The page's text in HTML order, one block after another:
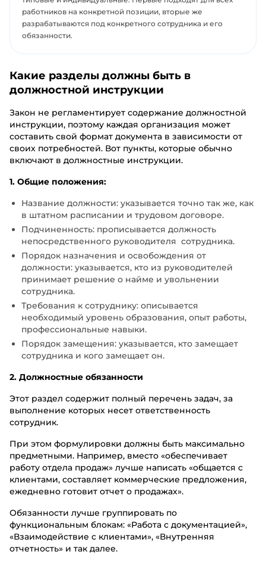
работников на конкретной позиции, вторые же
разрабатываются под конкретного сотрудника и его
обязанности.
Какие разделы должны быть в
должностной инструкции
Закон не регламентирует содержание должностной
инструкции, поэтому каждая организация может
составить свой формат документа в зависимости от
своих потребностей. Вот пункты, которые обычно
включают в должностные инструкции.
1. Общие положения:
Название должности: указывается точно так же, как
в штатном расписании и трудовом договоре.
Подчиненность: прописывается должность
непосредственного руководителя сотрудника.
Порядок назначения и освобождения от
должности: указывается, кто из руководителей
принимает решение о найме и увольнении
сотрудника.
Требования к сотруднику: описывается
необходимый уровень образования, опыт работы,
профессиональные навыки.
Порядок замещения: указывается, кто замещает
сотрудника и кого замещает он.
2. Должностные обязанности
Этот раздел содержит полный перечень задач, за
выполнение которых несет ответственность
сотрудник.
При этом формулировки должны быть максимально
предметными. Например, вместо «обеспечивает
работу отдела продаж» лучше написать «общается с
клиентами, составляет коммерческие предложения,
ежедневно готовит отчет о продажах».
Обязанности лучше группировать по
функциональным блокам: «Работа с документацией»,
«Взаимодействие с клиентами», «Внутренняя
отчетность» и так далее.